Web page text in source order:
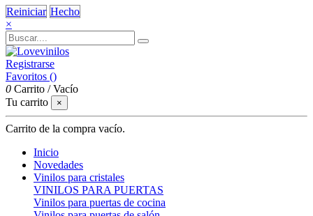
Reiniciar Hecho
×
Registrarse
Favoritos ()
0 Carrito /Vacío
Tu carrito
×
Carrito de la compra vacío.
Inicio
Novedades
Vinilos para cristales
VINILOS PARA PUERTAS
Vinilos para puertas de cocina